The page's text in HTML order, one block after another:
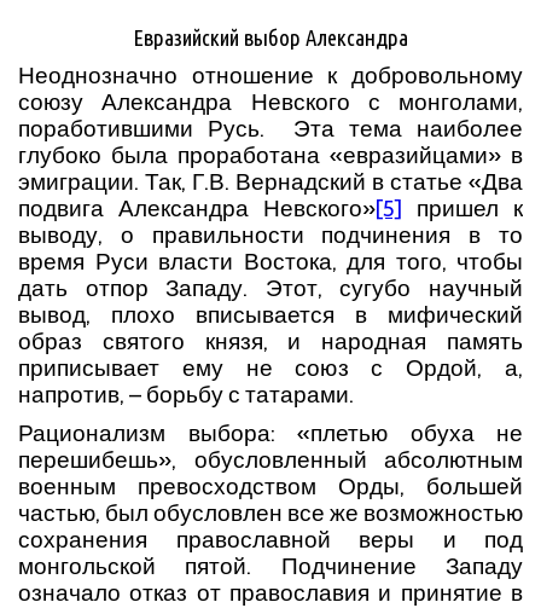
Евразийский выбор Александра
Неоднозначно отношение к добровольному
союзу Александра Невского с монголами,
поработившими Русь. Эта тема наиболее
глубоко была проработана «евразийцами» в
эмиграции. Так, Г.В. Вернадский в статье «Два
подвига Александра Невского»[5] пришел к
выводу, о правильности подчинения в то
время Руси власти Востока, для того, чтобы
дать отпор Западу. Этот, сугубо научный
вывод, плохо вписывается в мифический
образ святого князя, и народная память
приписывает ему не союз с Ордой, а,
напротив, – борьбу с татарами.
Рационализм выбора: «плетью обуха не
перешибешь», обусловленный абсолютным
военным превосходством Орды, большей
частью, был обусловлен все же возможностью
сохранения православной веры и под
монгольской пятой. Подчинение Западу
означало отказ от православия и принятие в